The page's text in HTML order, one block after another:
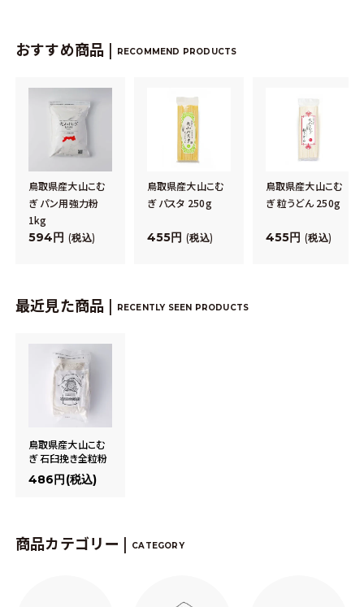
おすすめ商品 | RECOMMEND PRODUCTS
鳥取県産大山こむ
ぎ パン用強力粉
1kg
594 税込
鳥取県産大山こむ
ぎ パスタ 250g
455 税込
鳥取県産大山こむ
ぎ 粒うどん 250g
455 税込
最近見た商品 | RECENTLY SEEN PRODUCTS
鳥取県産大山こむ
ぎ 石臼挽き全粒粉
486円(税込)
商品カテゴリー | CATEGORY